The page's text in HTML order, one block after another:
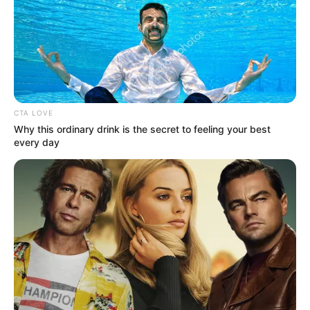
Veja também:
CTA LOVE
Why this ordinary drink is the secret to feeling your best
every day